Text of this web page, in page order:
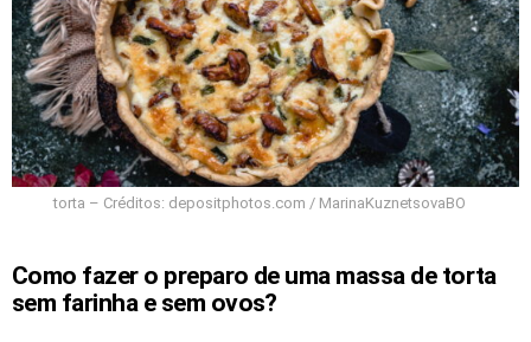
torta – Créditos: depositphotos.com / MarinaKuznetsovaBO
Como fazer o preparo de uma massa de torta
sem farinha e sem ovos?